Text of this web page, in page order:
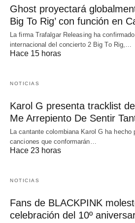
Ghost proyectará
Big To Rig’ con función en
La firma Trafalgar Releasing ha
internacional del concierto 2 Big To Rig,…
Hace 15 horas
NOTICIAS
Karol G presenta tracklist
Me Arrepiento De Sentir
La cantante colombiana Karol G ha
canciones que conformarán…
Hace 23 horas
NOTICIAS
Fans de BLACKPINK
celebración del 10º